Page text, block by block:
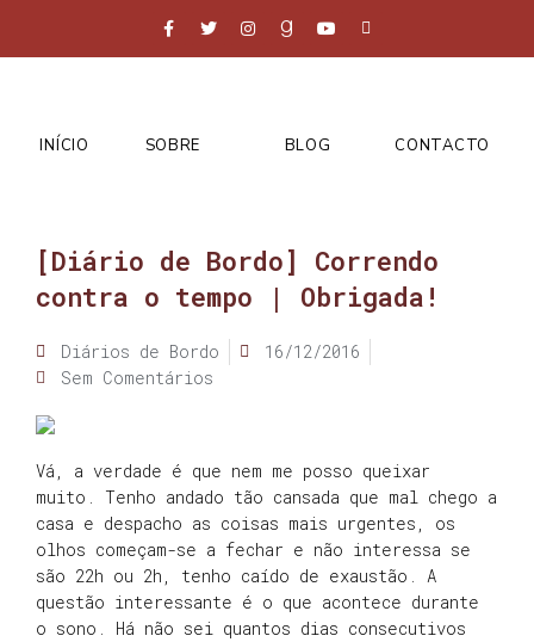
INÍCIO SOBRE BLOG CONTACTO
[Diário de Bordo] Correndo
contra o tempo | Obrigada!
Diários de Bordo
16/12/2016
Sem Comentários
Vá, a verdade é que nem me posso queixar
muito. Tenho andado tão cansada que mal chego a
casa e despacho as coisas mais urgentes, os
olhos começam-se a fechar e não interessa se
são 22h ou 2h, tenho caído de exaustão. A
questão interessante é o que acontece durante
o sono. Há não sei quantos dias consecutivos